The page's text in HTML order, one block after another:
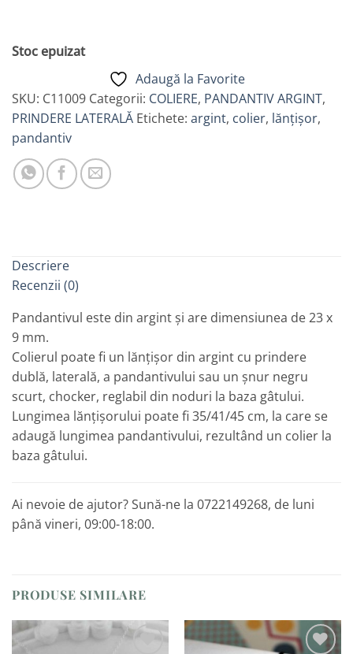
Stoc epuizat
Adaugă la Favorite
SKU: C11009 Categorii: COLIERE, PANDANTIV ARGINT,
PRINDERE LATERALĂ Etichete: argint, colier, lănțișor,
pandantiv
Descriere
Recenzii (0)
Pandantivul este din argint și are dimensiunea de 23 x
9 mm.
Colierul poate fi un lănțișor din argint cu prindere
dublă, laterală, a pandantivului sau un șnur negru
scurt, chocker, reglabil din noduri la baza gâtului.
Lungimea lănțișorului poate fi 35/41/45 cm, la care se
adaugă lungimea pandantivului, rezultând un colier la
baza gâtului.
Ai nevoie de ajutor? Sună-ne la 0722149268, de luni
până vineri, 09:00-18:00.
PRODUSE SIMILARE